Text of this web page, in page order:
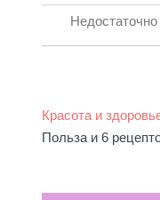
Красота и
Польза и 6